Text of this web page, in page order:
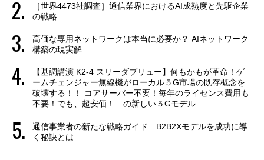
［世界4473社調査］通信業界におけるAI成熟度と先駆企業
の戦略
高価な専用ネットワークは本当に必要か？ AIネットワーク
構築の現実解
【基調講演 K2-4 スリーダブリュー】何もかもが革命！ゲ
ームチェンジャー無線機がローカル５G市場の既存概念を
破壊する！！ コアサーバー不要！毎年のライセンス費用も
不要！でも、超安価！ の新しい５Gモデル
通信事業者の新たな戦略ガイド B2B2Xモデルを成功に導
く秘訣とは